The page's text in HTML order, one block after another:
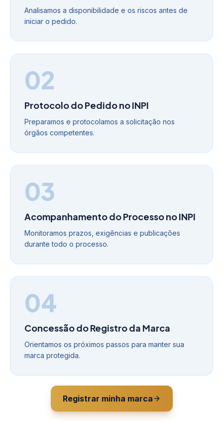
Analisamos a disponibilidade e os riscos antes de
iniciar o pedido.
02
Protocolo do Pedido no INPI
Preparamos e protocolamos a solicitação nos
órgãos competentes.
03
Acompanhamento do Processo no INPI
Monitoramos prazos, exigências e publicações
durante todo o processo.
04
Concessão do Registro da Marca
Orientamos os próximos passos para manter sua
marca protegida.
Registrar minha marca